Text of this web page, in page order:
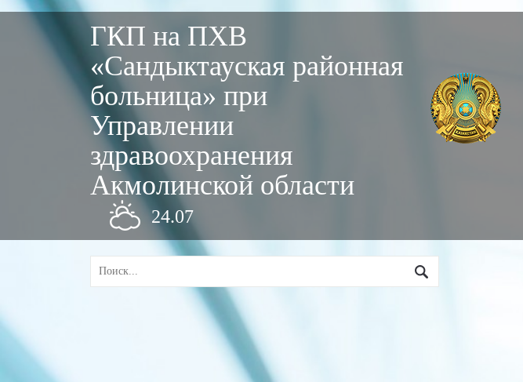
ГКП на ПХВ
«Сандыктауская районная
больница» при
Управлении
здравоохранения
Акмолинской области
24.07